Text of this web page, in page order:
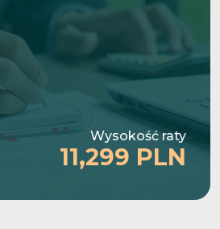
Wysokość raty
11,299 PLN